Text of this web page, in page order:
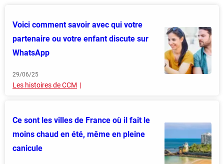
Voici comment savoir avec qui votre
partenaire ou votre enfant discute sur
WhatsApp
29/06/25
Les histoires de CCM
Ce sont les villes de France où il fait le
moins chaud en été, même en pleine
canicule